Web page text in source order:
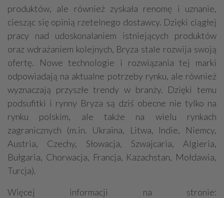
produktów, ale również zyskała renomę i uznanie,
ciesząc się opinią rzetelnego dostawcy. Dzięki ciągłej
pracy nad udoskonalaniem istniejących produktów
oraz wdrażaniem kolejnych, Bryza stale rozwija swoją
ofertę. Nowe technologie i rozwiązania tej marki
odpowiadają na aktualne potrzeby rynku, ale również
wyznaczają przyszłe trendy w branży. Dzięki temu
podsufitki i rynny Bryza są dziś obecne nie tylko na
rynku polskim, ale także na wielu rynkach
zagranicznych (m.in. Ukraina, Litwa, Indie, Niemcy,
Austria, Czechy, Słowacja, Szwajcaria, Algieria,
Bułgaria, Chorwacja, Francja, Kazachstan, Mołdawia,
Turcja).
Więcej informacji na stronie: